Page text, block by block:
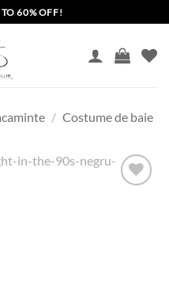
TO 60% OFF!
/ Costume de baie